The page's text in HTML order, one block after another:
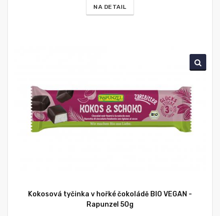
NA DETAIL
Kokosová tyčinka v hořké čokoládě BIO VEGAN -
Rapunzel 50g